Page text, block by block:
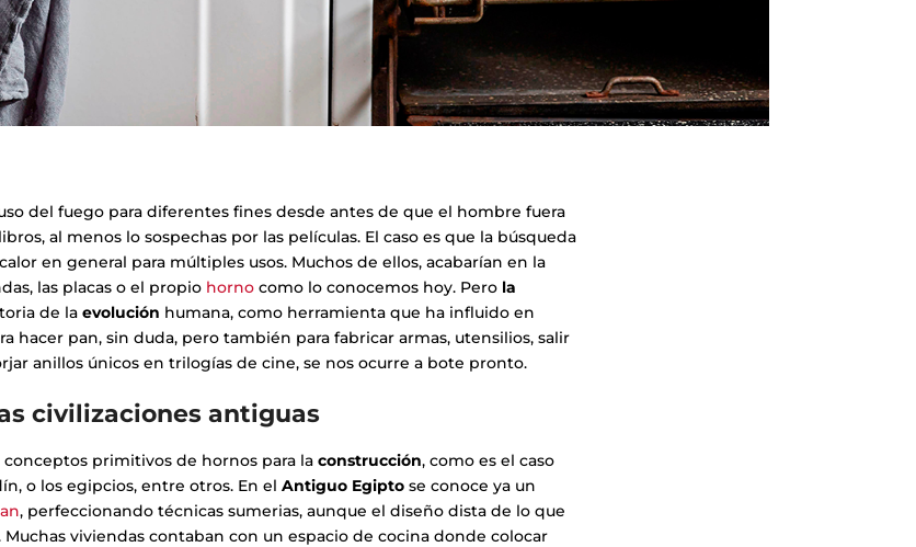
del fuego para diferentes fines desde antes de que el hombre fuera
al menos lo sospechas por las películas. El caso es que la búsqueda
en general para múltiples usos. Muchos de ellos, acabarían en la
las placas o el propio horno como lo conocemos hoy. Pero la
de laevolución humana, como herramienta que ha influido en
hacer pan, sin duda, pero también para fabricar armas, utensilios, salir
anillos únicos en trilogías de cine, se nos ocurre a bote pronto.
civilizaciones antiguas
conceptos primitivos de hornos para laconstrucción, como es el caso
o los egipcios, entre otros. En elAntiguo Egipto se conoce ya un
, perfeccionando técnicas sumerias, aunque el diseño dista de lo que
viviendas contaban con un espacio de cocina donde colocar